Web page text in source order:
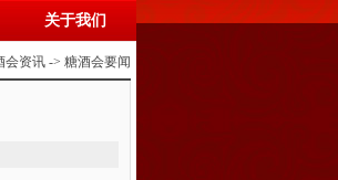
关于我们
会资讯 -> 糖酒会要闻